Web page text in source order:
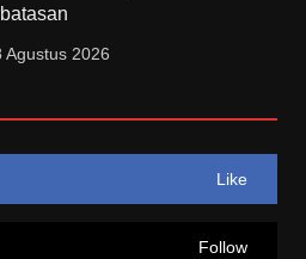
Agustus 2026
Like
Follow